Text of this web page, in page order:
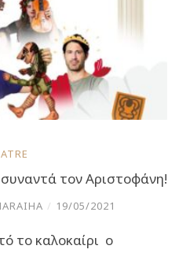
τον Αριστοφάνη!
/ 19/05/2021
το καλοκαίρι ο